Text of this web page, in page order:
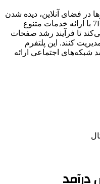
در فضای آنلاین، دیده شدن
در میان حجم عظیم محتوا است. 7Panel با ارائه خدمات متنوع
تا فرآیند رشد صفحات
کنند. این پلتفرم
شبکه‌های اجتماعی ارائه